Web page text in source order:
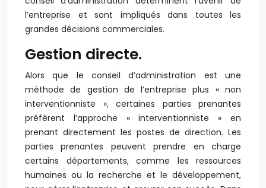
l’entreprise et sont impliqués dans toutes les
grandes décisions commerciales.
Gestion directe.
Alors que le conseil d’administration est une
méthode de gestion de l’entreprise plus « non
interventionniste », certaines parties prenantes
préfèrent l’approche « interventionniste » en
prenant directement les postes de direction. Les
parties prenantes peuvent prendre en charge
certains départements, comme les ressources
humaines ou la recherche et le développement,